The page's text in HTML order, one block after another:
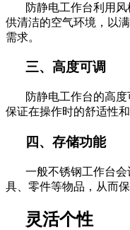
防静电工作台利用
供清洁的空气环境，以
需求。
三、高度可调
防静电工作台的高
保证在操作时的舒适性和
四、存储功能
一般不锈钢工作台
具、零件等物品，从而
灵活个性